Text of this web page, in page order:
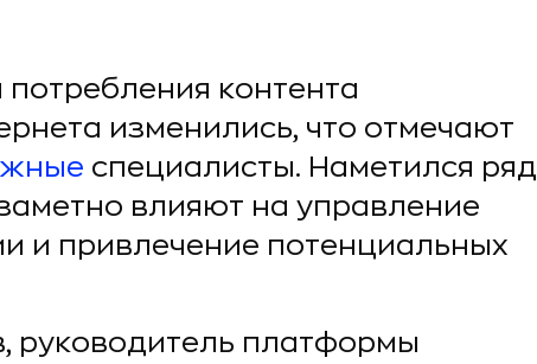
контента
изменились, что отмечают
специалисты. Наметился ряд
влияют на управление
и привлечение потенциальных
руководитель платформы